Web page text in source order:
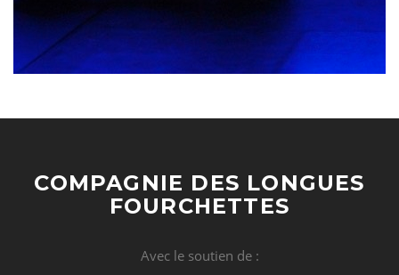
COMPAGNIE DES LONGUES
FOURCHETTES
Avec le soutien de :